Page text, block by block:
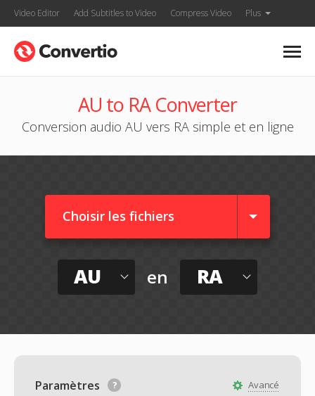
Video Editor Add Subtitles to Video Compress Video Plus
AU to RA Converter
Conversion audio AU vers RA simple et en ligne
Choisir les fichiers
AU en RA
Avancé
Paramètres